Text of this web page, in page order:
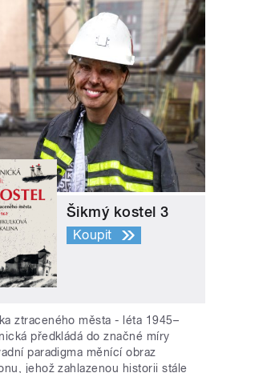
Šikmý kostel 3
Koupit
ztraceného města - léta 1945–
předkládá do značné míry
paradigma měnící obraz
jehož zahlazenou historii stále